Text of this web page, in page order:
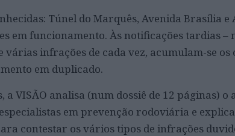
Túnel do Marquês, Avenida Brasília e
em funcionamento. Às notificações tardias –
várias infrações de cada vez, acumulam-se os
em duplicado.
a VISÃO analisa (num dossiê de 12 páginas) o
em prevenção rodoviária e
contestar os vários tipos de infrações